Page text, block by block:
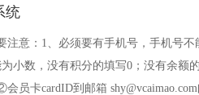
统
注意：1、必须要有手机号，手机号
小数，没有积分的填写0；没有余额
员卡cardID到邮箱